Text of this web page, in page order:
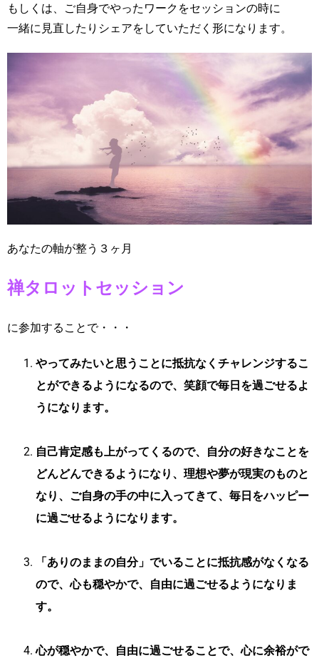
もしくは、ご自身でやったワークをセッションの時に
一緒に見直したりシェアをしていただく形になります。
あなたの軸が整う３ヶ月
禅タロットセッション
に参加することで・・・
やってみたいと思うことに抵抗なくチャレンジするこ
とができるようになるので、笑顔で毎日を過ごせるよ
うになります。
自己肯定感も上がってくるので、自分の好きなことを
どんどんできるようになり、理想や夢が現実のものと
なり、ご自身の手の中に入ってきて、毎日をハッピー
に過ごせるようになります。
「ありのままの自分」でいることに抵抗感がなくなる
ので、心も穏やかで、自由に過ごせるようになりま
す。
心が穏やかで、自由に過ごせることで、心に余裕がで